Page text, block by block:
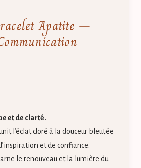
Apatite –
et de clarté.
l’éclat doré à la douceur bleutée
et de confiance.
le renouveau et la lumière du